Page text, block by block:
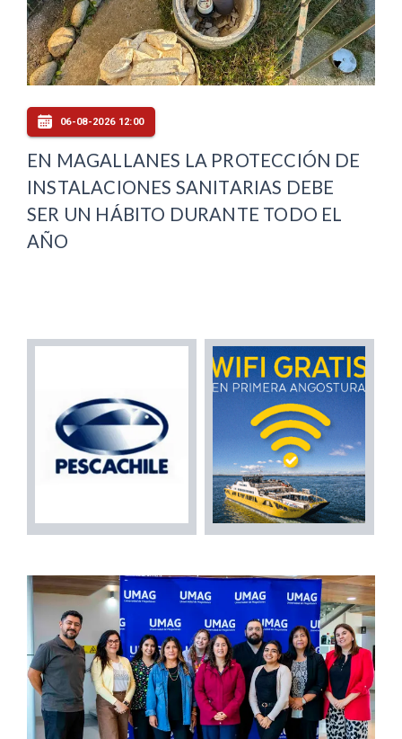
06-08-2026 12:00
EN MAGALLANES LA PROTECCIÓN DE
INSTALACIONES SANITARIAS DEBE
SER UN HÁBITO DURANTE TODO EL
AÑO